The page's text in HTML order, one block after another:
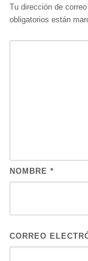
Tu dirección de
obligatorios están
NOMBRE *
CORREO